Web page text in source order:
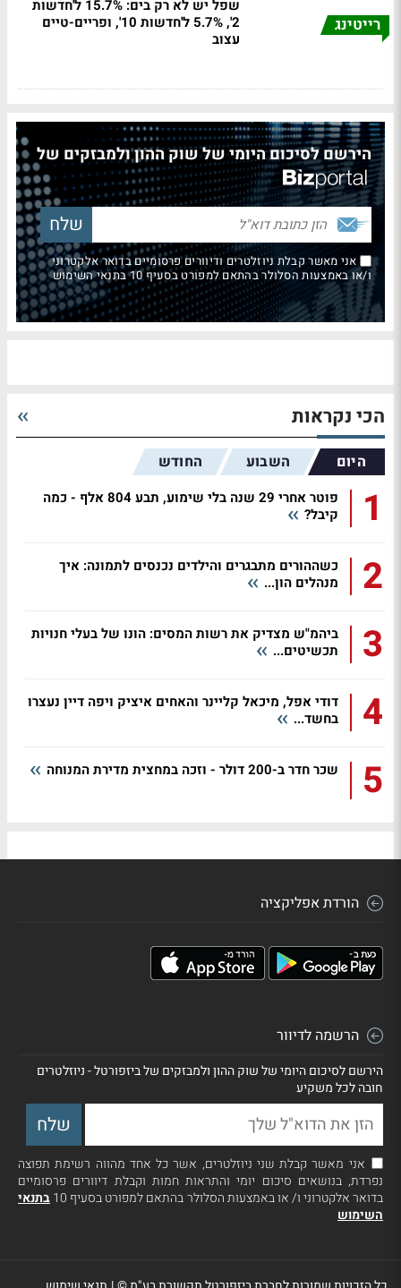
רייטינג
שפל יש לא רק בים: 15.7% ל'חדשות
2', 5.7% ל'חדשות 10', ופריים-טיים
עצוב
הירשם לסיכום היומי של שוק ההון ולמבזקים של
אני מאשר קבלת ניוזלטרים ודיוורים פרסומיים בדואר אלקטרוני
ו/או באמצעות הסלולר בהתאם למפורט בסעיף 10 בתנאי השימוש
הכי נקראות
היום השבוע החודש
1
פוטר אחרי 29 שנה בלי שימוע, תבע 804 אלף - כמה
קיבל?
2
כשההורים מתבגרים והילדים נכנסים לתמונה: איך
מנהלים הון...
3
ביהמ"ש מצדיק את רשות המסים: הונו של בעלי חנויות
תכשיטים...
4
דודי אפל, מיכאל קליינר והאחים איציק ויפה דיין נעצרו
בחשד...
5 שכר חדר ב-200 דולר - וזכה במחצית מדירת המנוחה
הורדת אפליקציה
הרשמה לדיוור
הירשם לסיכום היומי של שוק ההון ולמבזקים של ביזפורטל - ניוזלטרים
חובה לכל משקיע
אני מאשר קבלת שני ניוזלטרים, אשר כל אחד מהווה רשימת תפוצה
נפרדת, בנושאים סיכום יומי והתראות חמות וקבלת דיוורים פרסומיים
בדואר אלקטרוני ו/ או באמצעות הסלולר בהתאם למפורט בסעיף 10
בתנאי
השימוש